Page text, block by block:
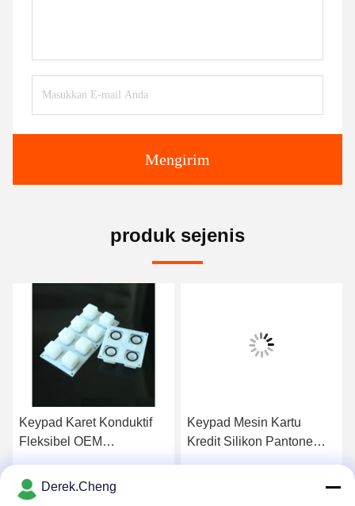
Mengirim
produk sejenis
Keypad Karet Konduktif
Fleksibel OEM
Dapatkan Harga Terbaik
Keypad Mesin Kartu
Kredit Silikon Pantone
Derek.Cheng